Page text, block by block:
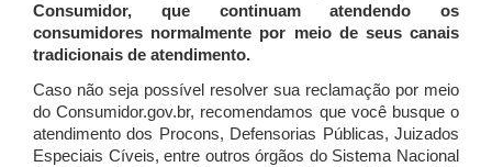
Consumidor, que continuam atendendo os
consumidores normalmente por meio de seus canais
tradicionais de atendimento.
Caso não seja possível resolver sua reclamação por meio
do Consumidor.gov.br, recomendamos que você busque o
atendimento dos Procons, Defensorias Públicas, Juizados
Especiais Cíveis, entre outros órgãos do Sistema Nacional